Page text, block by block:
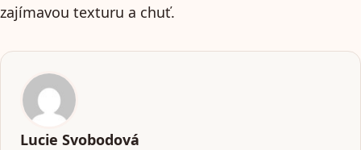
zajímavou texturu a chuť.
Lucie Svobodová